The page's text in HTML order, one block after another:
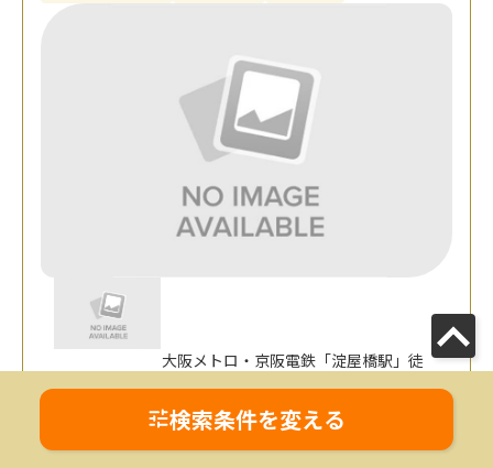
アクセス
大阪メトロ・京阪電鉄「淀屋橋駅」徒
駅」徒歩10分、大阪メトロ「南森町
駅」徒歩10分
検索条件を変える